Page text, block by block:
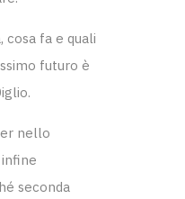
cosa fa e quali
futuro è
nello
seconda